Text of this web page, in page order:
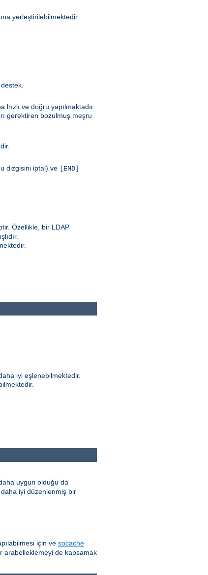
yerleştirilebilmektedir.
hızlı ve doğru yapılmaktadır.
gerektiren bozulmuş meşru
dizgisini iptal) ve [END]
Özellikle, bir LDAP
iyi eşlenebilmektedir.
uygun olduğu da
daha iyi düzenlenmiş bir
için ve socache
arabelleklemeyi de kapsamak